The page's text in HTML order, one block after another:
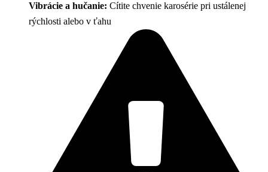
Vibrácie a hučanie: Cítite chvenie karosérie pri ustálenej
rýchlosti alebo v ťahu